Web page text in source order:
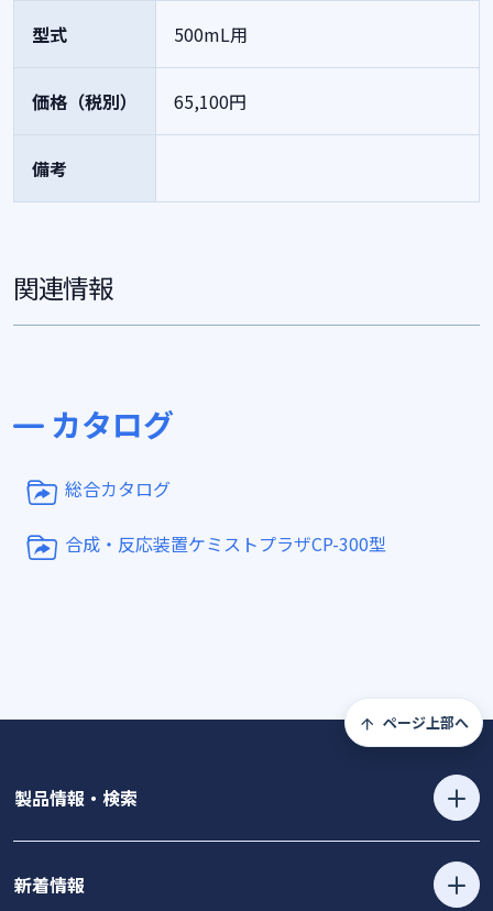
型式 500mL用
価格（税別） 65,100円
備考
関連情報
カタログ
総合カタログ
合成・反応装置ケミストプラザCP-300型
ページ上部へ
製品情報・検索
新着情報